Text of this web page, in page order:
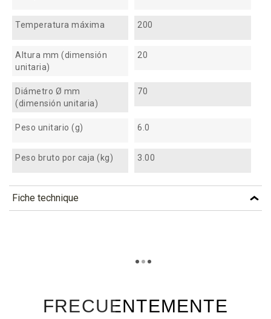
Temperatura máxima 200
Altura mm (dimensión
unitaria)
20
Diámetro Ø mm
(dimensión unitaria)
70
Peso unitario (g) 6.0
Peso bruto por caja (kg) 3.00
Fiche technique
FRECUENTEMENTE